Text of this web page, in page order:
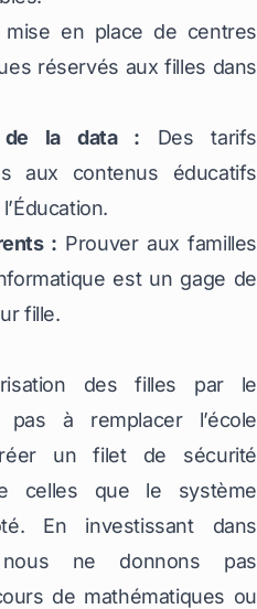
mise en place de centres
réservés aux filles dans
de la data : Des tarifs
aux contenus éducatifs
: Prouver aux familles
est un gage de
fille.
des filles par le
à remplacer l’école
un filet de sécurité
celles que le système
En investissant dans
nous ne donnons pas
de mathématiques ou